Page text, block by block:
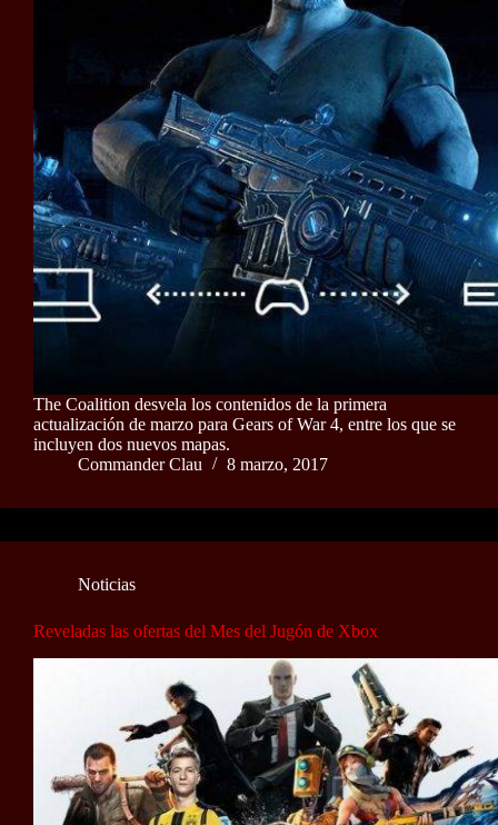
The Coalition desvela los contenidos de la primera
actualización de marzo para Gears of War 4, entre los que se
incluyen dos nuevos mapas.
Commander Clau
8 marzo, 2017
Noticias
Reveladas las ofertas del Mes del Jugón de Xbox